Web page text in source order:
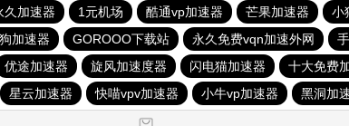
久加速器 1元机场 酷通vp加速器 芒果加速器 小
加速器 GOROOO下载站 永久免费vqn加速外网
优途加速器 旋风加速度器 闪电猫加速器 十大免费
星云加速器 快喵vpv加速器 小牛vp加速器 黑洞加